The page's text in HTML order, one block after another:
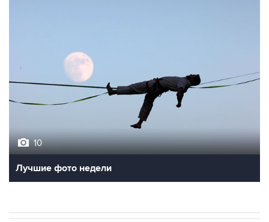
10
Лучшие фото недели